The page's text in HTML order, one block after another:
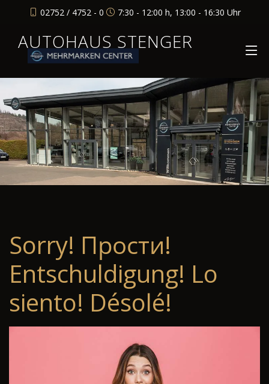
02752 / 4752 - 0 7:30 - 12:00 h, 13:00 - 16:30 Uhr
AUTOHAUS STENGER
Sorry! Прости!
Entschuldigung! Lo
siento! Désolé!